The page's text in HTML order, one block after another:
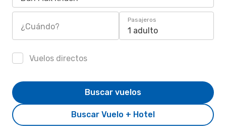
¿Cuándo?
Pasajeros
1 adulto
Vuelos directos
Buscar Vuelo + Hotel
Buscar vuelos